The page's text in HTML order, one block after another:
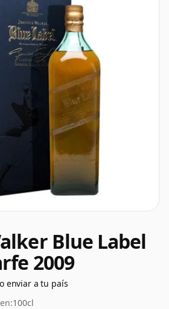
Blue Label
2009
enviar a tu país
100cl